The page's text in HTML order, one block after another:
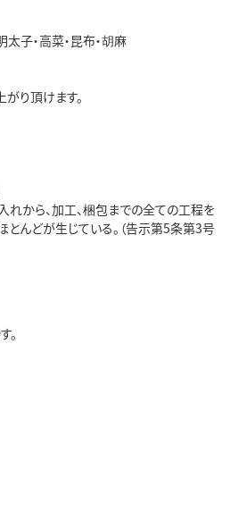
太子・高菜・昆布・胡麻
り頂けます。
から、加工、梱包までの全ての工程を
とんどが生じている。（告示第5条第3号
。